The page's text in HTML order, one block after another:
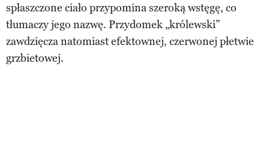
spłaszczone ciało przypomina szeroką wstęgę, co
tłumaczy jego nazwę. Przydomek „królewski”
zawdzięcza natomiast efektownej, czerwonej płetwie
grzbietowej.